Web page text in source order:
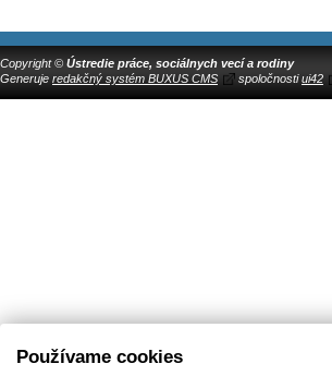
Copyright © Ústredie práce, sociálnych vecí a rodiny
Generuje redakčný systém BUXUS CMS spoločnostiui42
Používame cookies